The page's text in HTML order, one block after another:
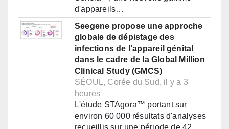
d'appareils…
Seegene propose une approche
globale de dépistage des
infections de l'appareil génital
dans le cadre de la Global Million
Clinical Study (GMCS)
SÉOUL, Corée du Sud, il y a 3
heures
L'étude STAgora™ portant sur
environ 60 000 résultats d'analyses
recueillis sur une période de 42